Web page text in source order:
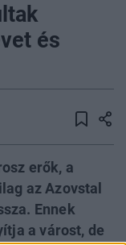
és
erők, a
az Azovstal
Ennek
a várost, de